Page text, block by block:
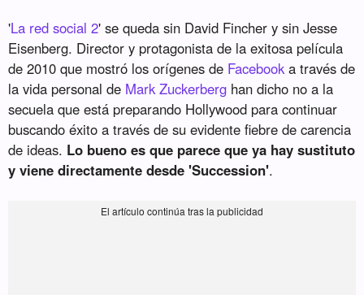
'La red social 2' se queda sin David Fincher y sin Jesse
Eisenberg. Director y protagonista de la exitosa película
de 2010 que mostró los orígenes de Facebook a través de
la vida personal de Mark Zuckerberg han dicho no a la
secuela que está preparando Hollywood para continuar
buscando éxito a través de su evidente fiebre de carencia
de ideas. Lo bueno es que parece que ya hay sustituto
y viene directamente desde 'Succession'.